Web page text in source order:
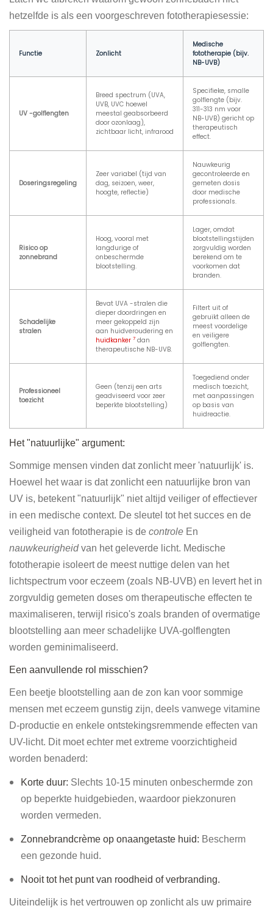
hetzelfde is als een voorgeschreven fototherapiesessie:
Functie Zonlicht
Medische
fototherapie (bijv.
NB-UVB)
UV -golflengten
Breed spectrum (UVA,
UVB, UVC hoewel
meestal geabsorbeerd
door ozonlaag),
zichtbaar licht, infrarood
Specifieke, smalle
golflengte (bijv.
311-313 nm voor
NB-UVB) gericht op
therapeutisch
effect.
Doseringsregeling
Zeer variabel (tijd van
dag, seizoen, weer,
hoogte, reflectie)
Nauwkeurig
gecontroleerde en
gemeten dosis
door medische
professionals.
Risico op
zonnebrand
Hoog, vooral met
langdurige of
onbeschermde
blootstelling.
Lager, omdat
blootstellingstijden
zorgvuldig worden
berekend om te
voorkomen dat
branden.
Schadelijke
stralen
Bevat UVA -stralen die
dieper doordringen en
meer gekoppeld zijn
aan huidveroudering en
huidkanker 7 dan
therapeutische NB-UVB.
Filtert uit of
gebruikt alleen de
meest voordelige
en veiligere
golflengten.
Professioneel
toezicht
Geen (tenzij een arts
geadviseerd voor zeer
beperkte blootstelling)
Toegediend onder
medisch toezicht,
met aanpassingen
op basis van
huidreactie.
Het "natuurlijke" argument:
Sommige mensen vinden dat zonlicht meer 'natuurlijk' is.
Hoewel het waar is dat zonlicht een natuurlijke bron van
UV is, betekent "natuurlijk" niet altijd veiliger of effectiever
in een medische context. De sleutel tot het succes en de
veiligheid van fototherapie is de controle En
nauwkeurigheidvan het geleverde licht. Medische
fototherapie isoleert de meest nuttige delen van het
lichtspectrum voor eczeem (zoals NB-UVB) en levert het in
zorgvuldig gemeten doses om therapeutische effecten te
maximaliseren, terwijl risico's zoals branden of overmatige
blootstelling aan meer schadelijke UVA-golflengten
worden geminimaliseerd.
Een aanvullende rol misschien?
Een beetje blootstelling aan de zon kan voor sommige
mensen met eczeem gunstig zijn, deels vanwege vitamine
D-productie en enkele ontstekingsremmende effecten van
UV-licht. Dit moet echter met extreme voorzichtigheid
worden benaderd:
Korte duur: Slechts 10-15 minuten onbeschermde zon
op beperkte huidgebieden, waardoor piekzonuren
worden vermeden.
Zonnebrandcrème op onaangetaste huid: Bescherm
een ​​gezonde huid.
Nooit tot het punt van roodheid of verbranding.
Uiteindelijk is het vertrouwen op zonlicht als uw primaire